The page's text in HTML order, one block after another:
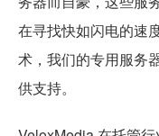
在寻找快如闪电的速
术，我们的专用服务
供支持。